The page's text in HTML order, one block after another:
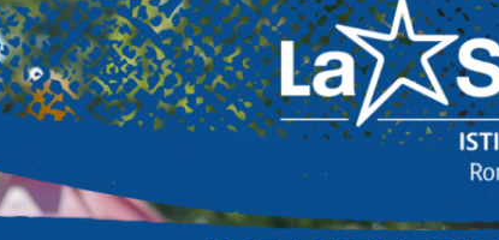
CHIEDI UN APPUNTAMENTO
Nome